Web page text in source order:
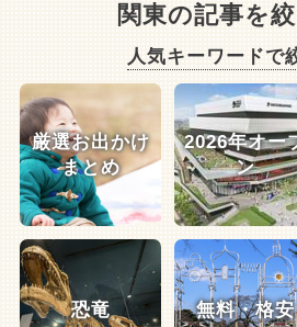
関東の記事を
人気キーワードで
厳選お出かけ
まとめ
2026年オー
ン
恐竜 無料・格安